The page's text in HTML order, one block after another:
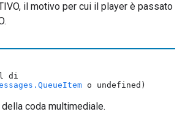
il motivo per cui il player è passato
di
o undefined)
coda multimediale.